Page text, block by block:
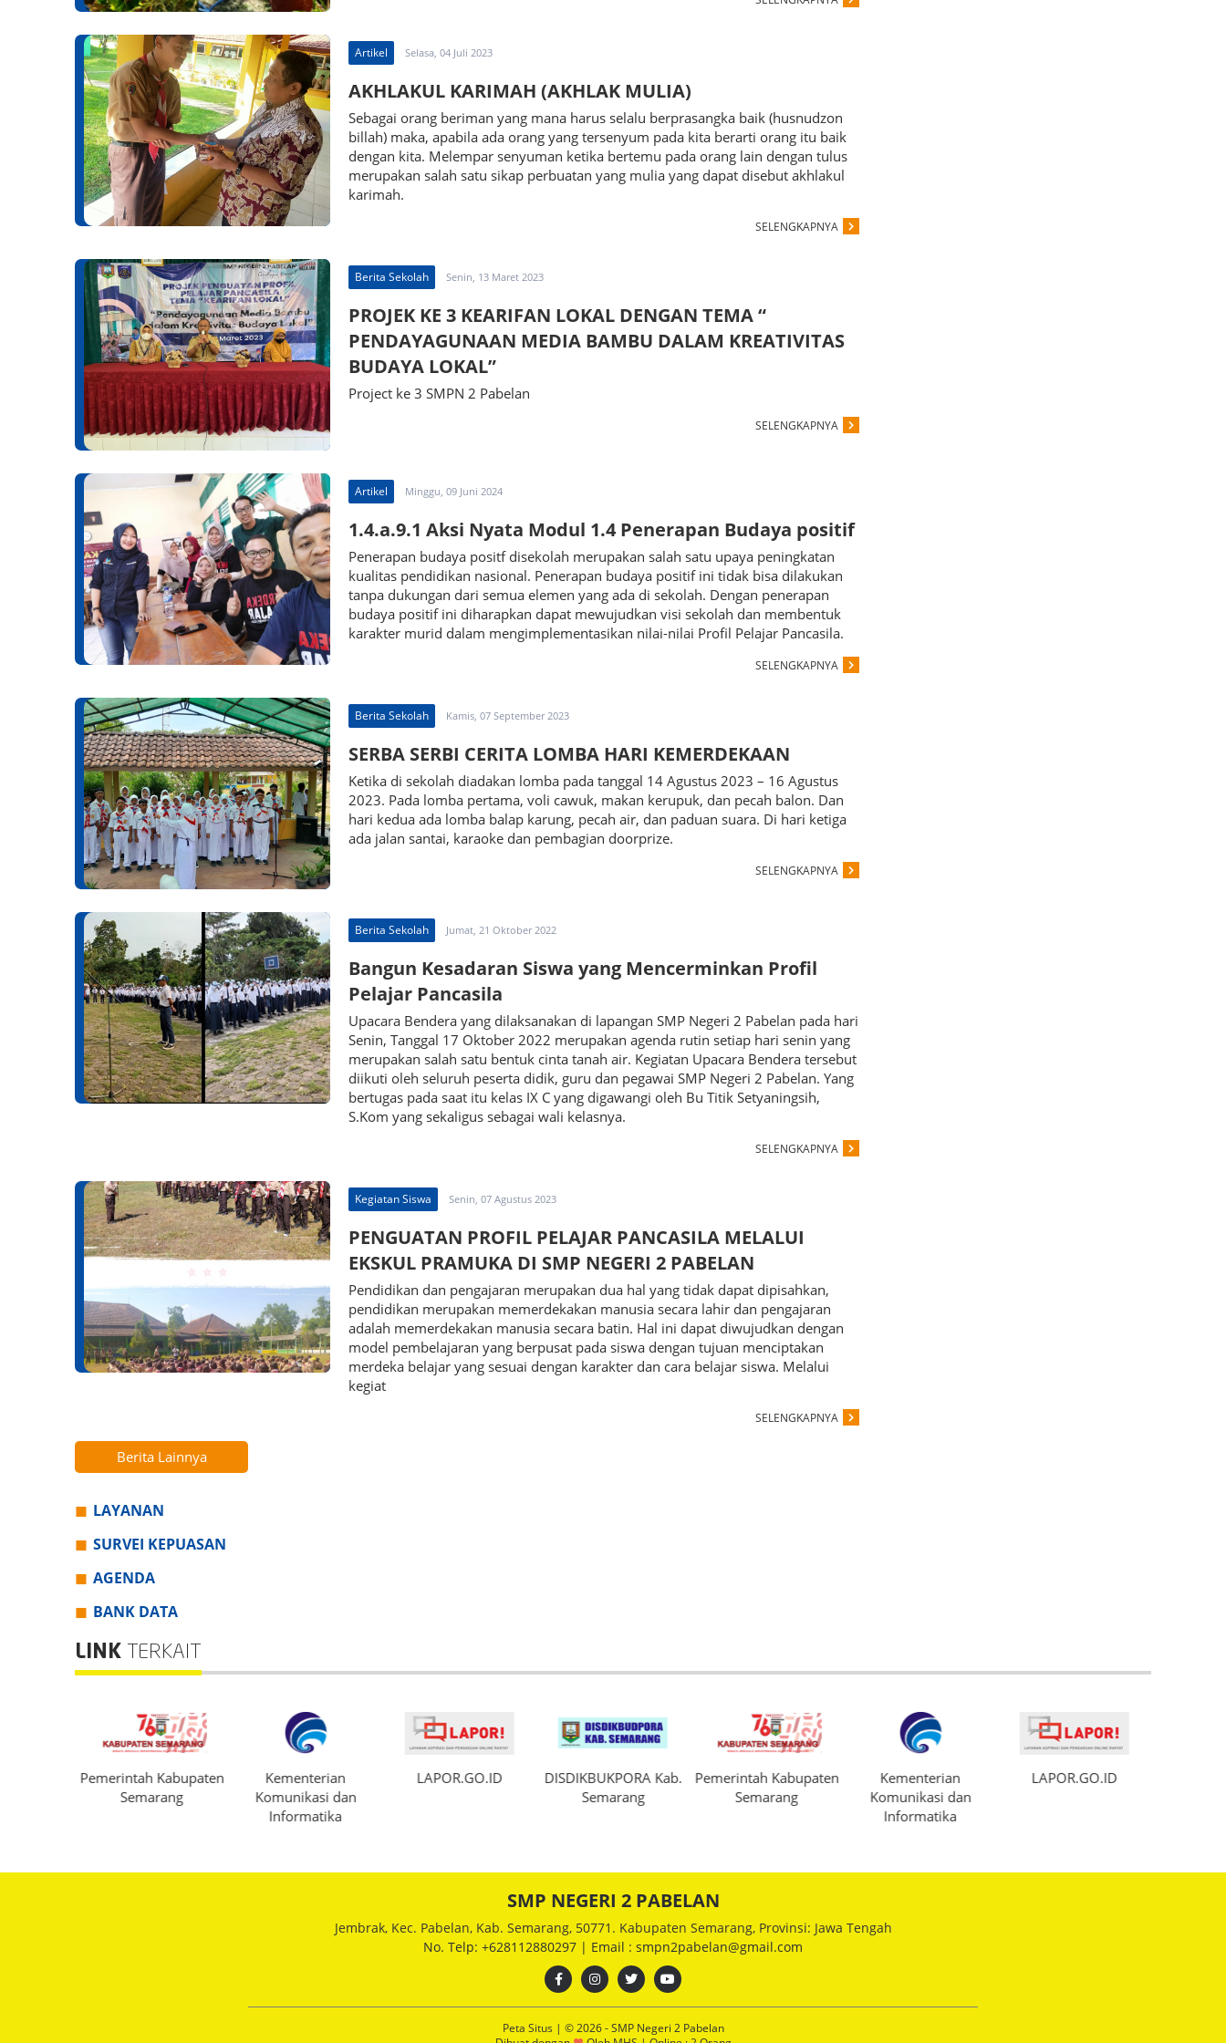
Artikel Selasa, 04 Juli 2023
AKHLAKUL KARIMAH (AKHLAK MULIA)
Sebagai orang beriman yang mana harus selalu berprasangka baik (husnudzon
billah) maka, apabila ada orang yang tersenyum pada kita berarti orang itu baik
dengan kita. Melempar senyuman ketika bertemu pada orang lain dengan tulus
merupakan salah satu sikap perbuatan yang mulia yang dapat disebut akhlakul
karimah.
SELENGKAPNYA
Berita Sekolah Senin, 13 Maret 2023
PROJEK KE 3 KEARIFAN LOKAL DENGAN TEMA “
PENDAYAGUNAAN MEDIA BAMBU DALAM KREATIVITAS
BUDAYA LOKAL”
Project ke 3 SMPN 2 Pabelan
SELENGKAPNYA
Artikel Minggu, 09 Juni 2024
1.4.a.9.1 Aksi Nyata Modul 1.4 Penerapan Budaya positif
Penerapan budaya positf disekolah merupakan salah satu upaya peningkatan
kualitas pendidikan nasional. Penerapan budaya positif ini tidak bisa dilakukan
tanpa dukungan dari semua elemen yang ada di sekolah. Dengan penerapan
budaya positif ini diharapkan dapat mewujudkan visi sekolah dan membentuk
karakter murid dalam mengimplementasikan nilai-nilai Profil Pelajar Pancasila.
SELENGKAPNYA
Berita Sekolah Kamis, 07 September 2023
SERBA SERBI CERITA LOMBA HARI KEMERDEKAAN
Ketika di sekolah diadakan lomba pada tanggal 14 Agustus 2023 – 16 Agustus
2023. Pada lomba pertama, voli cawuk, makan kerupuk, dan pecah balon. Dan
hari kedua ada lomba balap karung, pecah air, dan paduan suara. Di hari ketiga
ada jalan santai, karaoke dan pembagian doorprize.
SELENGKAPNYA
Berita Sekolah Jumat, 21 Oktober 2022
Bangun Kesadaran Siswa yang Mencerminkan Profil
Pelajar Pancasila
Upacara Bendera yang dilaksanakan di lapangan SMP Negeri 2 Pabelan pada hari
Senin, Tanggal 17 Oktober 2022 merupakan agenda rutin setiap hari senin yang
merupakan salah satu bentuk cinta tanah air. Kegiatan Upacara Bendera tersebut
diikuti oleh seluruh peserta didik, guru dan pegawai SMP Negeri 2 Pabelan. Yang
bertugas pada saat itu kelas IX C yang digawangi oleh Bu Titik Setyaningsih,
S.Kom yang sekaligus sebagai wali kelasnya.
SELENGKAPNYA
Kegiatan Siswa Senin, 07 Agustus 2023
PENGUATAN PROFIL PELAJAR PANCASILA MELALUI
EKSKUL PRAMUKA DI SMP NEGERI 2 PABELAN
Pendidikan dan pengajaran merupakan dua hal yang tidak dapat dipisahkan,
pendidikan merupakan memerdekakan manusia secara lahir dan pengajaran
adalah memerdekakan manusia secara batin. Hal ini dapat diwujudkan dengan
model pembelajaran yang berpusat pada siswa dengan tujuan menciptakan
merdeka belajar yang sesuai dengan karakter dan cara belajar siswa. Melalui
kegiat
SELENGKAPNYA
Berita Lainnya
LAYANAN
SURVEI KEPUASAN
AGENDA
BANK DATA
LINK TERKAIT
Kementerian
Komunikasi dan
LAPOR.GO.ID
DISDIKBUKPORA Kab.
Pemerintah Kabupaten
Semarang
Kementerian
Komunikasi dan
LAPOR.GO.ID
DISDIKBUKPORA Kab.
SMP NEGERI 2 PABELAN
Jembrak, Kec. Pabelan, Kab. Semarang, 50771. Kabupaten Semarang, Provinsi: Jawa Tengah
No. Telp: +628112880297 | Email : smpn2pabelan@gmail.com
Peta Situs | © 2026 - SMP Negeri 2 Pabelan